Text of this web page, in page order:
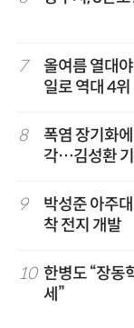
7
올여름 열대
일로 역대 4위
8
폭염 장기화
각…김성환
9
박성준 아주
착 전지 개발
10 한병도 “장동
세”